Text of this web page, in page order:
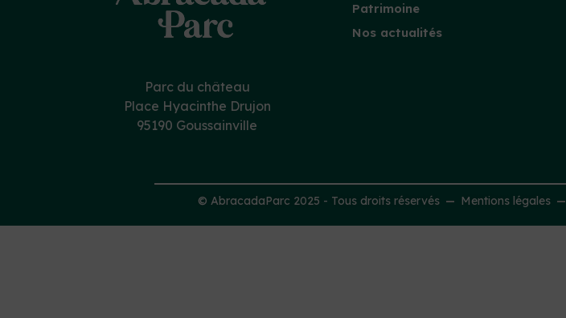
Parc du château
Place Hyacinthe Drujon
95190 Goussainville
Patrimoine
Nos actualités
© AbracadaParc 2025 - Tous droits réservés Mentions légales